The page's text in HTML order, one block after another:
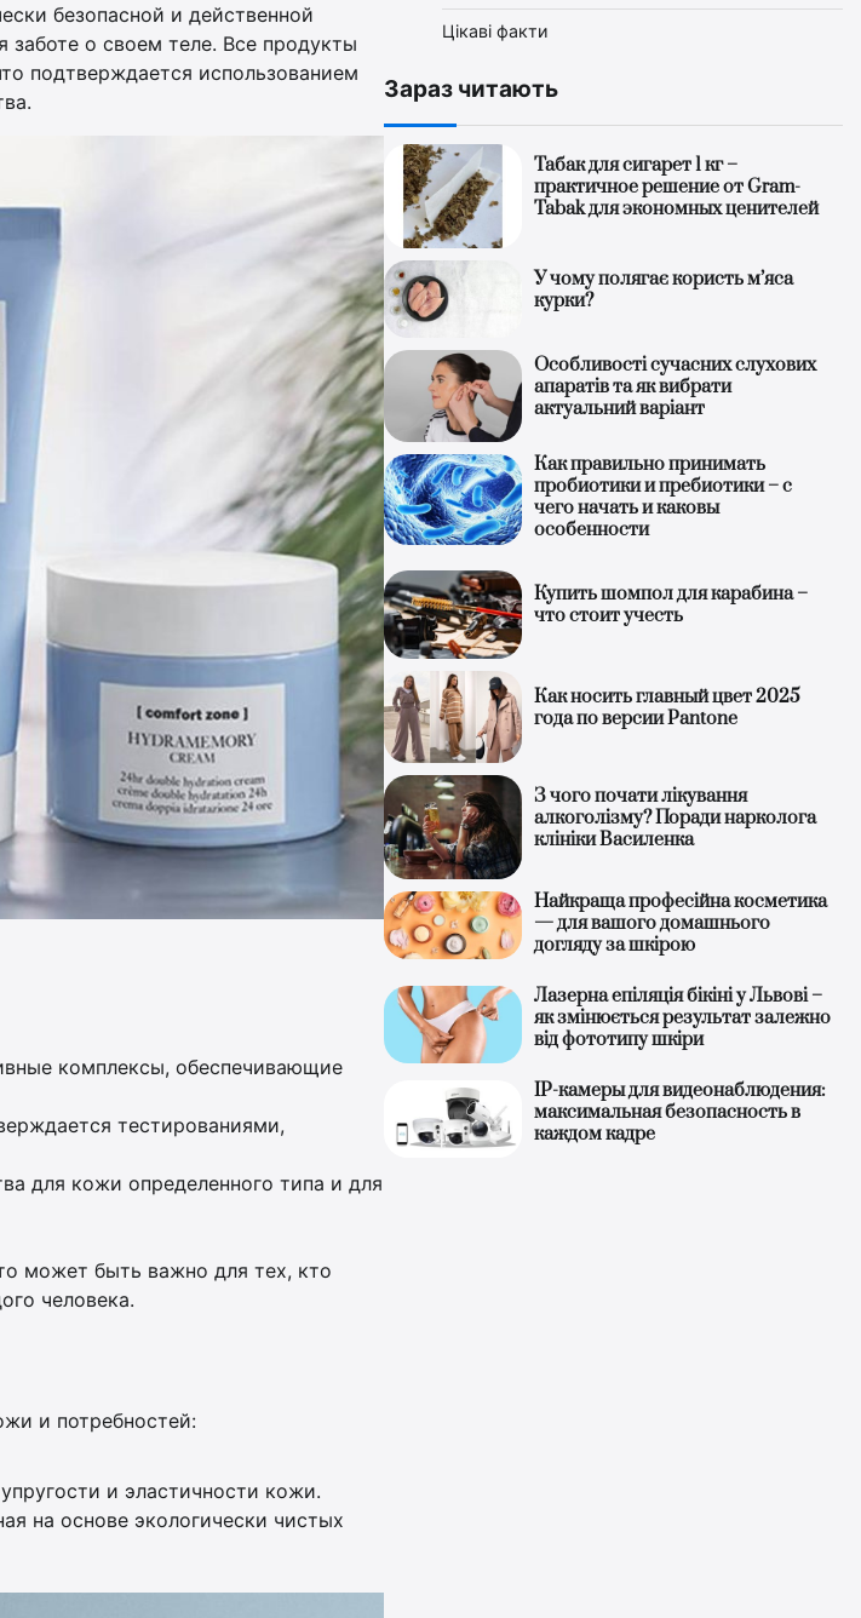
безопасной и действенной
заботе о своем теле. Все продукты
подтверждается использованием
комплексы, обеспечивающие
тестированиями,
для кожи определенного типа и для
может быть важно для тех, кто
человека.
и потребностей:
и эластичности кожи.
на основе экологически чистых
Цікаві факти
Зараз читають
Табак для сигарет 1 кг –
практичное решение от Gram-
Tabak для экономных ценителей
У чому полягає користь м’яса
курки?
Особливості сучасних слухових
апаратів та як вибрати
актуальний варіант
Как правильно принимать
пробиотики и пребиотики – с
чего начать и каковы
особенности
Купить шомпол для карабина –
что стоит учесть
Как носить главный цвет 2025
года по версии Pantone
З чого почати лікування
алкоголізму? Поради нарколога
клініки Василенка
Найкраща професійна косметика
— для вашого домашнього
догляду за шкірою
Лазерна епіляція бікіні у Львові –
як змінюється результат залежно
від фототипу шкіри
IP-камеры для видеонаблюдения:
максимальная безопасность в
каждом кадре